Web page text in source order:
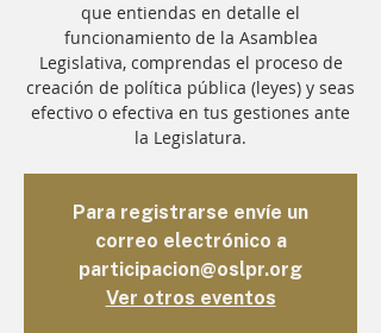
que entiendas en detalle el
funcionamiento de la Asamblea
Legislativa, comprendas el proceso de
creación de política pública (leyes) y seas
efectivo o efectiva en tus gestiones ante
la Legislatura.
Para registrarse envíe un
correo electrónico a
participacion@oslpr.org
Ver otros eventos